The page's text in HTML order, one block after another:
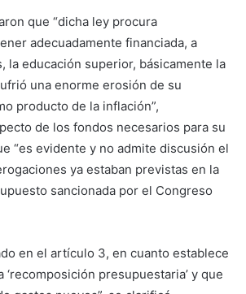
que “dicha ley procura
adecuadamente financiada, a
la educación superior, básicamente la
una enorme erosión de su
producto de la inflación”,
de los fondos necesarios para su
“es evidente y no admite discusión el
ya estaban previstas en la
sancionada por el Congreso
en el artículo 3, en cuanto establece
‘recomposición presupuestaria’ y que